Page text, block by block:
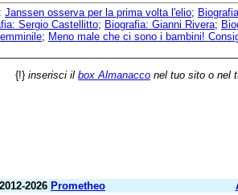
Janssen osserva per la prima volta l'elio;
Sergio Castellitto; Biografia: Gianni Rivera;
; Meno male che ci sono i bambini!
{!} inserisci il box Almanacco nel tuo sito o nel
2026 Prometheo